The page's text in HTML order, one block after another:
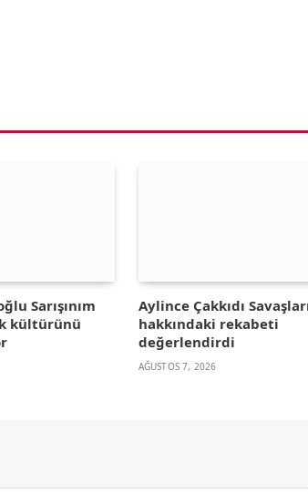
Sarışınım
kültürünü
Aylince Çakkıdı
hakkındaki rekabeti
değerlendirdi
AĞUSTOS 7, 2026